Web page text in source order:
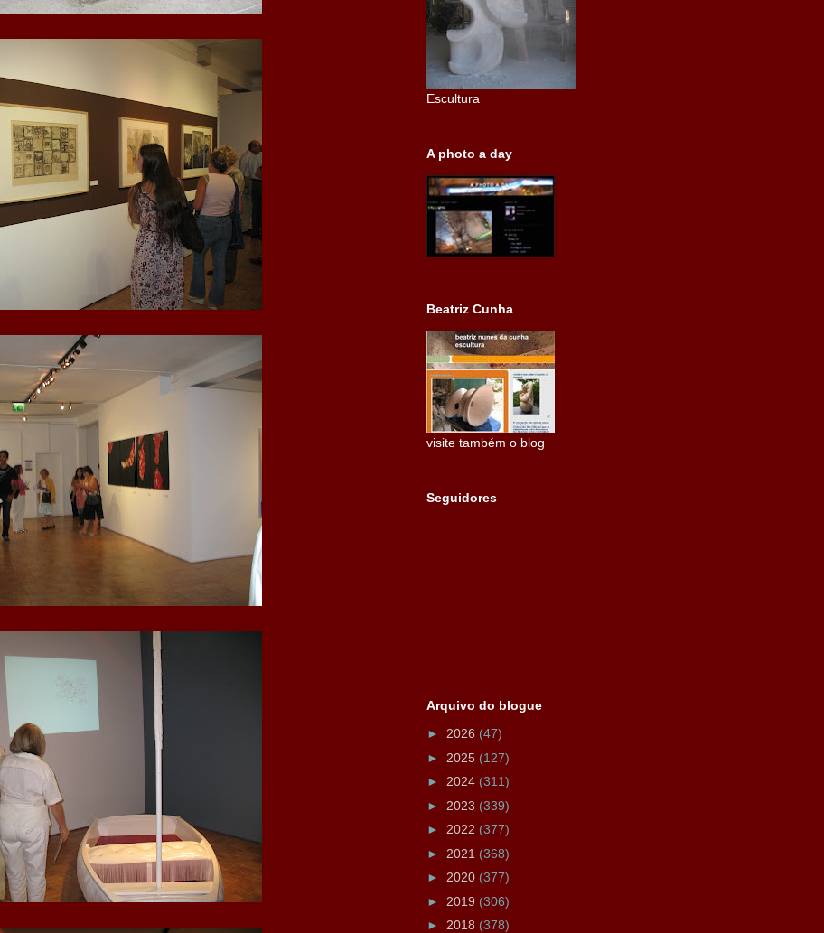
Escultura
A photo a day
Beatriz Cunha
visite também o blog
Seguidores
Arquivo do blogue
► 2026 (47)
► 2025 (127)
► 2024 (311)
► 2023 (339)
► 2022 (377)
► 2021 (368)
► 2020 (377)
► 2019 (306)
► 2018 (378)